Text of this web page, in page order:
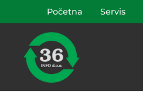
Početna Servis